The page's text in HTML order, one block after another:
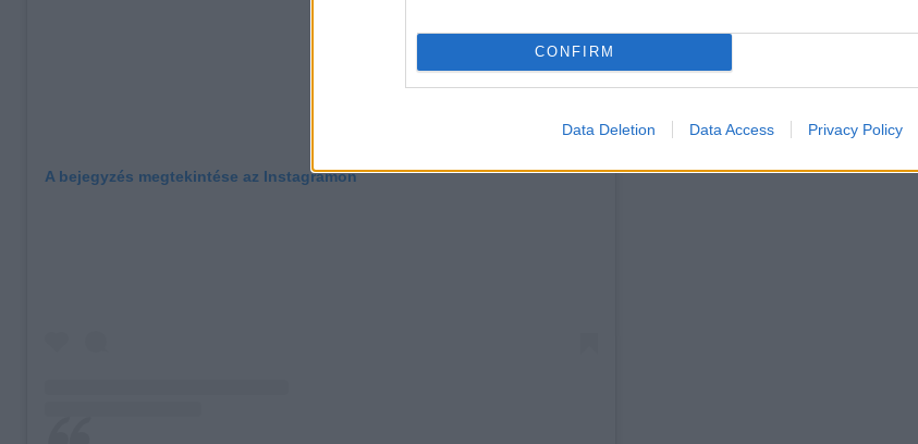
CONFIRM
Data Deletion Data Access Privacy Policy
A bejegyzés megtekintése az Instagramon